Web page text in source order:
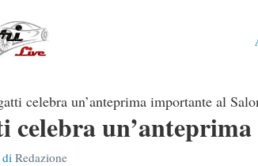
celebra un’anteprima importante al
celebra
di Redazione